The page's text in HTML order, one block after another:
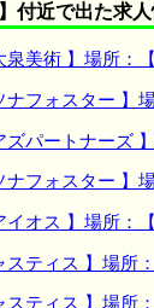
付近で出た求
美術 】場所：
フォスター 】
パートナーズ
フォスター 】
オス 】場所：
ティス 】場所
ティス 】場所